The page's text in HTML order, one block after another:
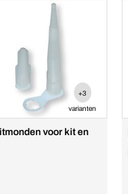
+3
varianten
voor kit en